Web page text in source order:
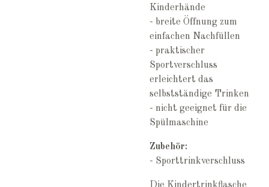
Kinderhände
- breite Öffnung zum
einfachen Nachfüllen
- praktischer
Sportverschluss
erleichtert das
selbstständige Trinken
- nicht geeignet für die
Spülmaschine
Zubehör:
- Sporttrinkverschluss